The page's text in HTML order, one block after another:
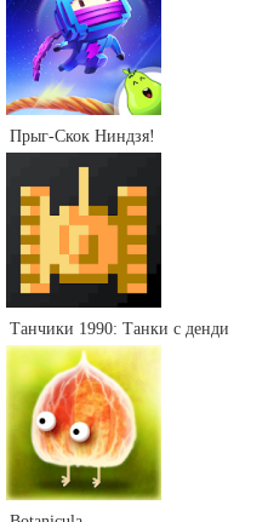
Прыг-Скок Ниндзя!
Танчики 1990: Танки с денди